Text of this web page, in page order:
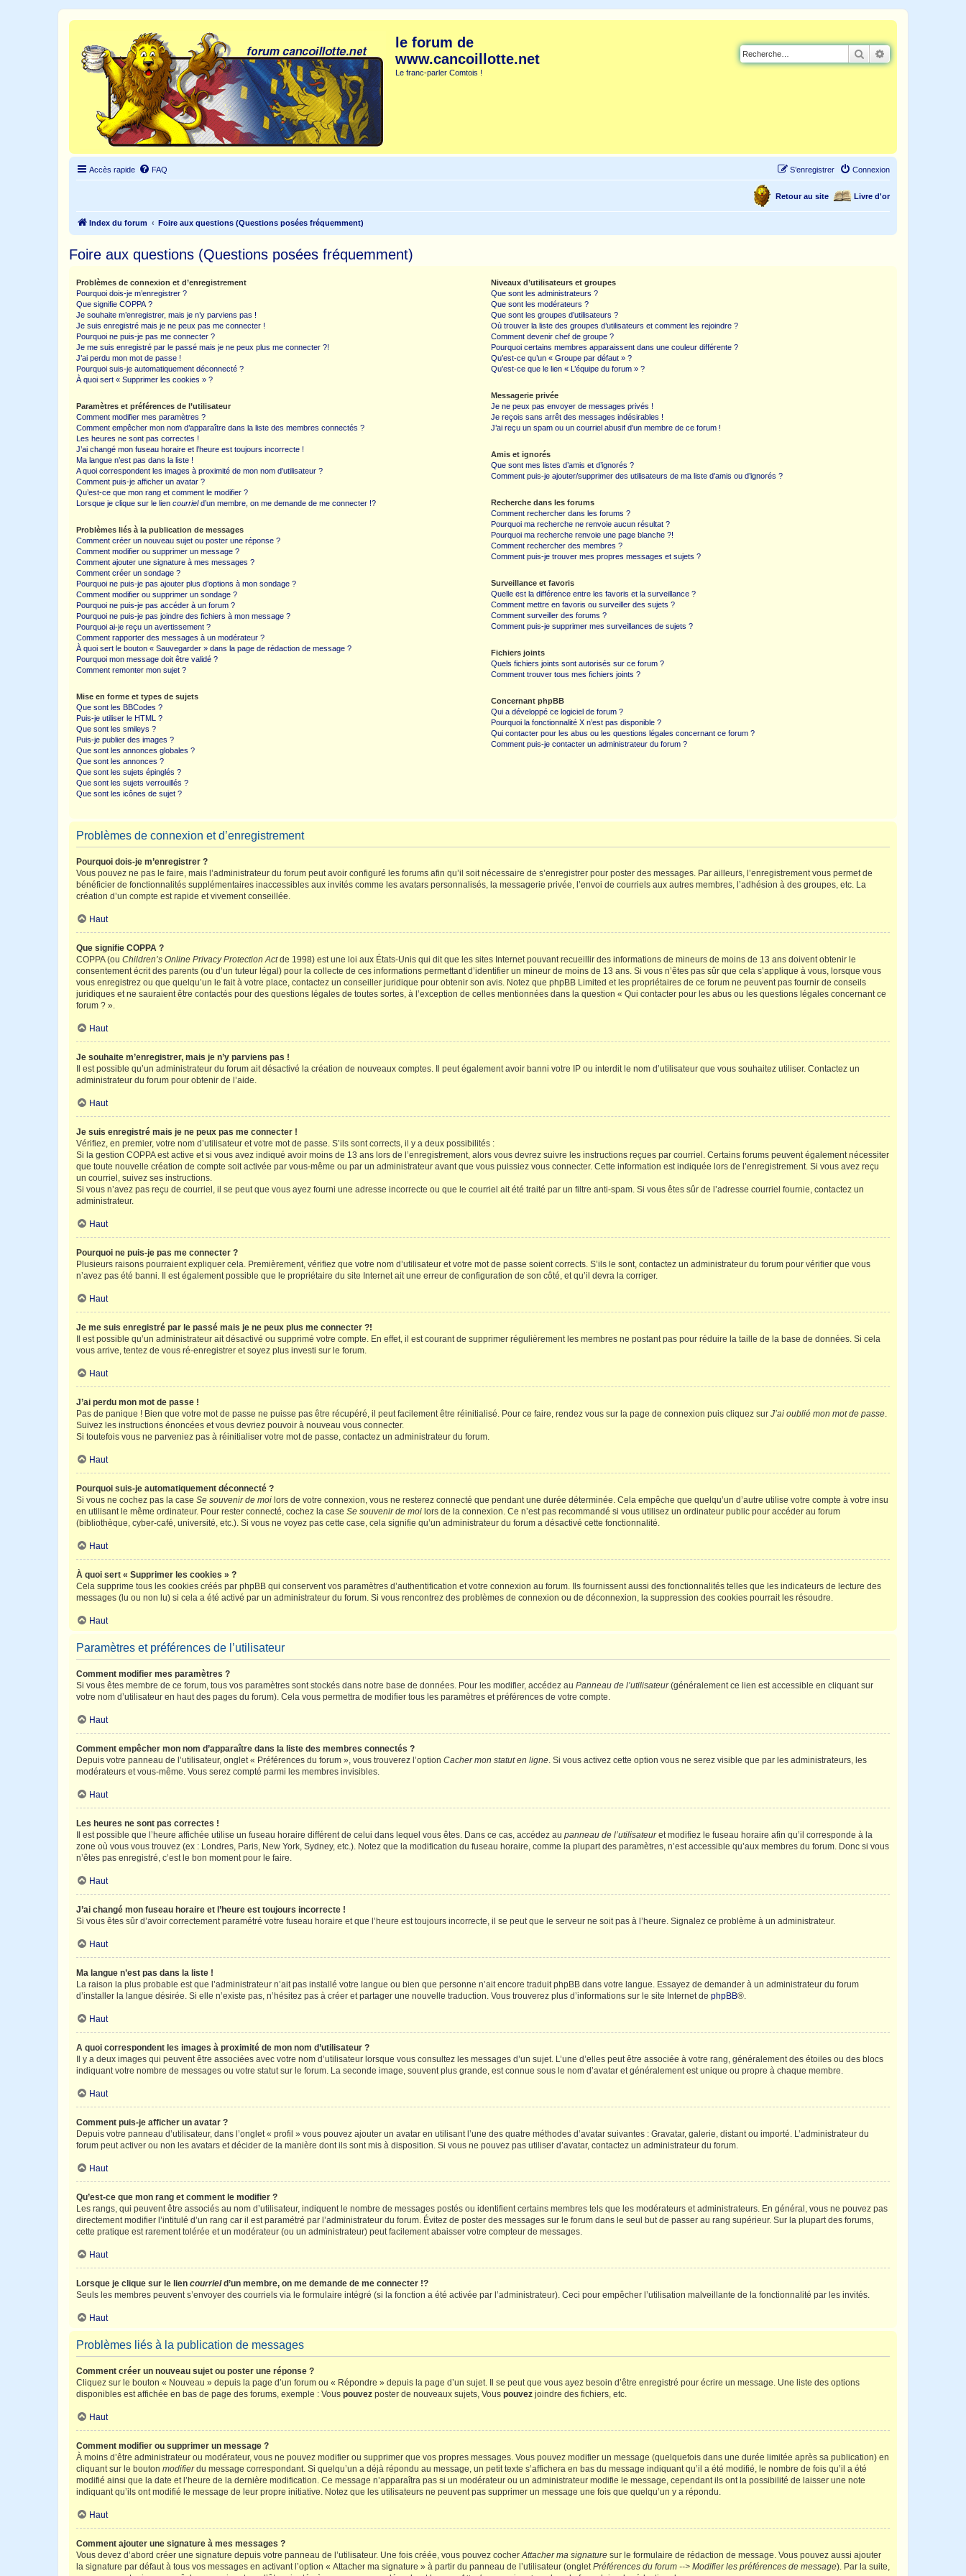
le forum de
www.cancoillotte.net
Le franc-parler Comtois !
Rechercher
Accès rapide FAQ Connexion
S’enregistrer
Livre d'or
Retour au site
Index du forum Foire aux questions (Questions posées fréquemment)
Foire aux questions (Questions posées fréquemment)
Problèmes de connexion et d’enregistrement
Pourquoi dois-je m’enregistrer ?
Que signifie COPPA ?
Je souhaite m’enregistrer, mais je n’y parviens pas !
Je suis enregistré mais je ne peux pas me connecter !
Pourquoi ne puis-je pas me connecter ?
Je me suis enregistré par le passé mais je ne peux plus me connecter ?!
J’ai perdu mon mot de passe !
Pourquoi suis-je automatiquement déconnecté ?
À quoi sert « Supprimer les cookies » ?
Paramètres et préférences de l’utilisateur
Comment modifier mes paramètres ?
Comment empêcher mon nom d’apparaître dans la liste des membres connectés ?
Les heures ne sont pas correctes !
J’ai changé mon fuseau horaire et l’heure est toujours incorrecte !
Ma langue n’est pas dans la liste !
A quoi correspondent les images à proximité de mon nom d’utilisateur ?
Comment puis-je afficher un avatar ?
Qu’est-ce que mon rang et comment le modifier ?
Lorsque je clique sur le lien courrield’un membre, on me demande de me connecter !?
Problèmes liés à la publication de messages
Comment créer un nouveau sujet ou poster une réponse ?
Comment modifier ou supprimer un message ?
Comment ajouter une signature à mes messages ?
Comment créer un sondage ?
Pourquoi ne puis-je pas ajouter plus d’options à mon sondage ?
Comment modifier ou supprimer un sondage ?
Pourquoi ne puis-je pas accéder à un forum ?
Pourquoi ne puis-je pas joindre des fichiers à mon message ?
Pourquoi ai-je reçu un avertissement ?
Comment rapporter des messages à un modérateur ?
À quoi sert le bouton « Sauvegarder » dans la page de rédaction de message ?
Pourquoi mon message doit être validé ?
Comment remonter mon sujet ?
Mise en forme et types de sujets
Que sont les BBCodes ?
Puis-je utiliser le HTML ?
Que sont les smileys ?
Puis-je publier des images ?
Que sont les annonces globales ?
Que sont les annonces ?
Que sont les sujets épinglés ?
Que sont les sujets verrouillés ?
Que sont les icônes de sujet ?
Niveaux d’utilisateurs et groupes
Que sont les administrateurs ?
Que sont les modérateurs ?
Que sont les groupes d’utilisateurs ?
Où trouver la liste des groupes d’utilisateurs et comment les rejoindre ?
Comment devenir chef de groupe ?
Pourquoi certains membres apparaissent dans une couleur différente ?
Qu’est-ce qu’un « Groupe par défaut » ?
Qu’est-ce que le lien « L’équipe du forum » ?
Messagerie privée
Je ne peux pas envoyer de messages privés !
Je reçois sans arrêt des messages indésirables !
J’ai reçu un spam ou un courriel abusif d’un membre de ce forum !
Amis et ignorés
Que sont mes listes d’amis et d’ignorés ?
Comment puis-je ajouter/supprimer des utilisateurs de ma liste d’amis ou d’ignorés ?
Recherche dans les forums
Comment rechercher dans les forums ?
Pourquoi ma recherche ne renvoie aucun résultat ?
Pourquoi ma recherche renvoie une page blanche ?!
Comment rechercher des membres ?
Comment puis-je trouver mes propres messages et sujets ?
Surveillance et favoris
Quelle est la différence entre les favoris et la surveillance ?
Comment mettre en favoris ou surveiller des sujets ?
Comment surveiller des forums ?
Comment puis-je supprimer mes surveillances de sujets ?
Fichiers joints
Quels fichiers joints sont autorisés sur ce forum ?
Comment trouver tous mes fichiers joints ?
Concernant phpBB
Qui a développé ce logiciel de forum ?
Pourquoi la fonctionnalité X n’est pas disponible ?
Qui contacter pour les abus ou les questions légales concernant ce forum ?
Comment puis-je contacter un administrateur du forum ?
Problèmes de connexion et d’enregistrement
Pourquoi dois-je m’enregistrer ?
Vous pouvez ne pas le faire, mais l’administrateur du forum peut avoir configuré les forums afin qu’il soit nécessaire de s’enregistrer pour poster des messages. Par ailleurs, l’enregistrement vous permet de
bénéficier de fonctionnalités supplémentaires inaccessibles aux invités comme les avatars personnalisés, la messagerie privée, l’envoi de courriels aux autres membres, l’adhésion à des groupes, etc. La
création d’un compte est rapide et vivement conseillée.
Haut
Que signifie COPPA ?
COPPA (ou Children’s Online Privacy Protection Actde 1998) est une loi aux États-Unis qui dit que les sites Internet pouvant recueillir des informations de mineurs de moins de 13 ans doivent obtenir le
consentement écrit des parents (ou d’un tuteur légal) pour la collecte de ces informations permettant d’identifier un mineur de moins de 13 ans. Si vous n’êtes pas sûr que cela s’applique à vous, lorsque vous
vous enregistrez ou que quelqu’un le fait à votre place, contactez un conseiller juridique pour obtenir son avis. Notez que phpBB Limited et les propriétaires de ce forum ne peuvent pas fournir de conseils
juridiques et ne sauraient être contactés pour des questions légales de toutes sortes, à l’exception de celles mentionnées dans la question « Qui contacter pour les abus ou les questions légales concernant ce
forum ? ».
Haut
Je souhaite m’enregistrer, mais je n’y parviens pas !
Il est possible qu’un administrateur du forum ait désactivé la création de nouveaux comptes. Il peut également avoir banni votre IP ou interdit le nom d’utilisateur que vous souhaitez utiliser. Contactez un
administrateur du forum pour obtenir de l’aide.
Haut
Je suis enregistré mais je ne peux pas me connecter !
Vérifiez, en premier, votre nom d’utilisateur et votre mot de passe. S’ils sont corrects, il y a deux possibilités :
Si la gestion COPPA est active et si vous avez indiqué avoir moins de 13 ans lors de l’enregistrement, alors vous devrez suivre les instructions reçues par courriel. Certains forums peuvent également nécessiter
que toute nouvelle création de compte soit activée par vous-même ou par un administrateur avant que vous puissiez vous connecter. Cette information est indiquée lors de l’enregistrement. Si vous avez reçu
un courriel, suivez ses instructions.
Si vous n’avez pas reçu de courriel, il se peut que vous ayez fourni une adresse incorrecte ou que le courriel ait été traité par un filtre anti-spam. Si vous êtes sûr de l’adresse courriel fournie, contactez un
administrateur.
Haut
Pourquoi ne puis-je pas me connecter ?
Plusieurs raisons pourraient expliquer cela. Premièrement, vérifiez que votre nom d’utilisateur et votre mot de passe soient corrects. S’ils le sont, contactez un administrateur du forum pour vérifier que vous
n’avez pas été banni. Il est également possible que le propriétaire du site Internet ait une erreur de configuration de son côté, et qu’il devra la corriger.
Haut
Je me suis enregistré par le passé mais je ne peux plus me connecter ?!
Il est possible qu’un administrateur ait désactivé ou supprimé votre compte. En effet, il est courant de supprimer régulièrement les membres ne postant pas pour réduire la taille de la base de données. Si cela
vous arrive, tentez de vous ré-enregistrer et soyez plus investi sur le forum.
Haut
J’ai perdu mon mot de passe !
Pas de panique ! Bien que votre mot de passe ne puisse pas être récupéré, il peut facilement être réinitialisé. Pour ce faire, rendez vous sur la page de connexion puis cliquez sur J’ai oublié mon mot de passe.
Suivez les instructions énoncées et vous devriez pouvoir à nouveau vous connecter.
Si toutefois vous ne parveniez pas à réinitialiser votre mot de passe, contactez un administrateur du forum.
Haut
Pourquoi suis-je automatiquement déconnecté ?
Si vous ne cochez pas la case Se souvenir de moi lors de votre connexion, vous ne resterez connecté que pendant une durée déterminée. Cela empêche que quelqu’un d’autre utilise votre compte à votre insu
en utilisant le même ordinateur. Pour rester connecté, cochez la case Se souvenir de moi lors de la connexion. Ce n’est pas recommandé si vous utilisez un ordinateur public pour accéder au forum
(bibliothèque, cyber-café, université, etc.). Si vous ne voyez pas cette case, cela signifie qu’un administrateur du forum a désactivé cette fonctionnalité.
Haut
À quoi sert « Supprimer les cookies » ?
Cela supprime tous les cookies créés par phpBB qui conservent vos paramètres d’authentification et votre connexion au forum. Ils fournissent aussi des fonctionnalités telles que les indicateurs de lecture des
messages (lu ou non lu) si cela a été activé par un administrateur du forum. Si vous rencontrez des problèmes de connexion ou de déconnexion, la suppression des cookies pourrait les résoudre.
Haut
Paramètres et préférences de l’utilisateur
Comment modifier mes paramètres ?
Si vous êtes membre de ce forum, tous vos paramètres sont stockés dans notre base de données. Pour les modifier, accédez au Panneau de l’utilisateur(généralement ce lien est accessible en cliquant sur
votre nom d’utilisateur en haut des pages du forum). Cela vous permettra de modifier tous les paramètres et préférences de votre compte.
Haut
Comment empêcher mon nom d’apparaître dans la liste des membres connectés ?
Depuis votre panneau de l’utilisateur, onglet « Préférences du forum », vous trouverez l’option Cacher mon statut en ligne. Si vous activez cette option vous ne serez visible que par les administrateurs, les
modérateurs et vous-même. Vous serez compté parmi les membres invisibles.
Haut
Les heures ne sont pas correctes !
Il est possible que l’heure affichée utilise un fuseau horaire différent de celui dans lequel vous êtes. Dans ce cas, accédez au panneau de l’utilisateuret modifiez le fuseau horaire afin qu’il corresponde à la
zone où vous vous trouvez (ex : Londres, Paris, New York, Sydney, etc.). Notez que la modification du fuseau horaire, comme la plupart des paramètres, n’est accessible qu’aux membres du forum. Donc si vous
n’êtes pas enregistré, c’est le bon moment pour le faire.
Haut
J’ai changé mon fuseau horaire et l’heure est toujours incorrecte !
Si vous êtes sûr d’avoir correctement paramétré votre fuseau horaire et que l’heure est toujours incorrecte, il se peut que le serveur ne soit pas à l’heure. Signalez ce problème à un administrateur.
Haut
Ma langue n’est pas dans la liste !
La raison la plus probable est que l’administrateur n’ait pas installé votre langue ou bien que personne n’ait encore traduit phpBB dans votre langue. Essayez de demander à un administrateur du forum
d’installer la langue désirée. Si elle n’existe pas, n’hésitez pas à créer et partager une nouvelle traduction. Vous trouverez plus d’informations sur le site Internet de phpBB®.
Haut
A quoi correspondent les images à proximité de mon nom d’utilisateur ?
Il y a deux images qui peuvent être associées avec votre nom d’utilisateur lorsque vous consultez les messages d’un sujet. L’une d’elles peut être associée à votre rang, généralement des étoiles ou des blocs
indiquant votre nombre de messages ou votre statut sur le forum. La seconde image, souvent plus grande, est connue sous le nom d’avatar et généralement est unique ou propre à chaque membre.
Haut
Comment puis-je afficher un avatar ?
Depuis votre panneau d’utilisateur, dans l’onglet « profil » vous pouvez ajouter un avatar en utilisant l’une des quatre méthodes d’avatar suivantes : Gravatar, galerie, distant ou importé. L’administrateur du
forum peut activer ou non les avatars et décider de la manière dont ils sont mis à disposition. Si vous ne pouvez pas utiliser d’avatar, contactez un administrateur du forum.
Haut
Qu’est-ce que mon rang et comment le modifier ?
Les rangs, qui peuvent être associés au nom d’utilisateur, indiquent le nombre de messages postés ou identifient certains membres tels que les modérateurs et administrateurs. En général, vous ne pouvez pas
directement modifier l’intitulé d’un rang car il est paramétré par l’administrateur du forum. Évitez de poster des messages sur le forum dans le seul but de passer au rang supérieur. Sur la plupart des forums,
cette pratique est rarement tolérée et un modérateur (ou un administrateur) peut facilement abaisser votre compteur de messages.
Haut
Lorsque je clique sur le lien courrield’un membre, on me demande de me connecter !?
Seuls les membres peuvent s’envoyer des courriels via le formulaire intégré (si la fonction a été activée par l’administrateur). Ceci pour empêcher l’utilisation malveillante de la fonctionnalité par les invités.
Haut
Problèmes liés à la publication de messages
Comment créer un nouveau sujet ou poster une réponse ?
Cliquez sur le bouton « Nouveau » depuis la page d’un forum ou « Répondre » depuis la page d’un sujet. Il se peut que vous ayez besoin d’être enregistré pour écrire un message. Une liste des options
disponibles est affichée en bas de page des forums, exemple : Vous pouvez poster de nouveaux sujets, Vous pouvez joindre des fichiers, etc.
Haut
Comment modifier ou supprimer un message ?
À moins d’être administrateur ou modérateur, vous ne pouvez modifier ou supprimer que vos propres messages. Vous pouvez modifier un message (quelquefois dans une durée limitée après sa publication) en
cliquant sur le bouton modifierdu message correspondant. Si quelqu’un a déjà répondu au message, un petit texte s’affichera en bas du message indiquant qu’il a été modifié, le nombre de fois qu’il a été
modifié ainsi que la date et l’heure de la dernière modification. Ce message n’apparaîtra pas si un modérateur ou un administrateur modifie le message, cependant ils ont la possibilité de laisser une note
indiquant qu’ils ont modifié le message de leur propre initiative. Notez que les utilisateurs ne peuvent pas supprimer un message une fois que quelqu’un y a répondu.
Haut
Comment ajouter une signature à mes messages ?
Vous devez d’abord créer une signature depuis votre panneau de l’utilisateur. Une fois créée, vous pouvez cocherAttacher ma signature sur le formulaire de rédaction de message. Vous pouvez aussi ajouter
la signature par défaut à tous vos messages en activant l’option « Attacher ma signature » à partir du panneau de l’utilisateur (ongletPréférences du forum --> Modifier les préférences de message). Par la suite,